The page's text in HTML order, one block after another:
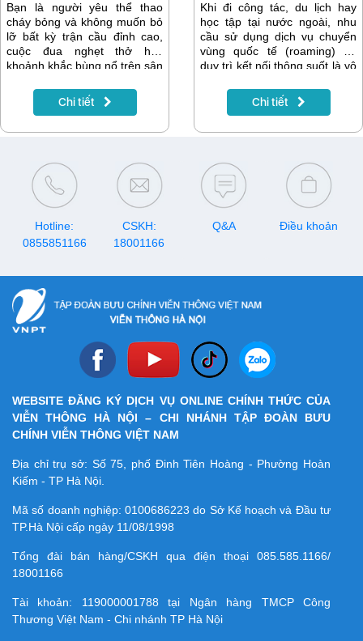
Bạn là người yêu thể thao
cháy bỏng và không muốn bỏ
lỡ bất kỳ trận cầu đỉnh cao,
cuộc đua nghẹt thở hay
khoảnh khắc bùng nổ trên sân
truyền hình MyTV chính là lựa
chọn hoàn hảo dành cho bạn
Chi tiết
Khi đi công tác, du lịch hay
học tập tại nước ngoài, nhu
cầu sử dụng dịch vụ chuyển
vùng quốc tế (roaming) để
duy trì kết nối thông suốt là vô
không phải ai cũng biết cách
đăng ký dịch vụ này một cách
đăng ký chuyển vùng quốc tế
nhanh chóng qua Digishop –
nền tảng bán hàng online
chính thức của VNPT
Vinaphone.
Chi tiết
Hotline:
0855851166
CSKH:
18001166
Q&A Điều khoản
WEBSITE ĐĂNG KÝ DỊCH VỤ ONLINE CHÍNH THỨC CỦA
VIỄN THÔNG HÀ NỘI – CHI NHÁNH TẬP ĐOÀN BƯU
CHÍNH VIỄN THÔNG VIỆT NAM
Địa chỉ trụ sở: Số 75, phố Đinh Tiên Hoàng - Phường Hoàn
Kiếm - TP Hà Nội.
Mã số doanh nghiệp:0100686223 do Sở Kế hoạch và Đầu tư
TP.Hà Nội cấp ngày 11/08/1998
Tổng đài bán hàng/CSKH qua điện thoại 085.585.1166/
18001166
Tài khoản: 119000001788 tại Ngân hàng TMCP Công
Thương Việt Nam - Chi nhánh TP Hà Nội